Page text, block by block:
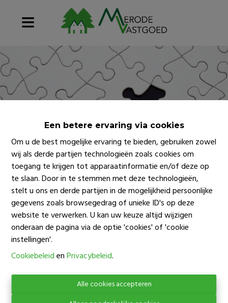
Een betere ervaring via cookies
Om u de best mogelijke ervaring te bieden, gebruiken zowel
wij als derde partijen technologieën zoals cookies om
toegang te krijgen tot apparaatinformatie en/of deze op
te slaan. Door in te stemmen met deze technologieën,
stelt u ons en derde partijen in de mogelijkheid persoonlijke
gegevens zoals browsegedrag of unieke ID's op deze
website te verwerken. U kan uw keuze altijd wijzigen
onderaan de pagina via de optie 'cookies' of 'cookie
instellingen'.
CookiebeleidenPrivacybeleid.
Alle cookies accepteren
Oeps, deze pagina
bestaat niet meer